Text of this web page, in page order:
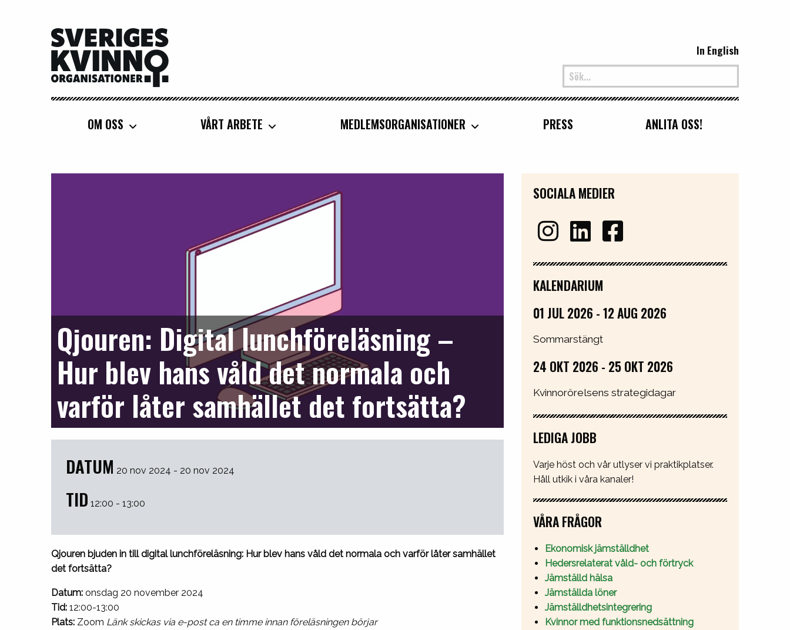
Sveriges Kvinnoorganisationer
In English
OM OSS VÅRT ARBETE MEDLEMSORGANISATIONER PRESS ANLITA OSS!
Qjouren: Digital lunchföreläsning –
Hur blev hans våld det normala och
varför låter samhället det fortsätta?
DATUM 20 nov 2024 - 20 nov 2024
TID 12:00 - 13:00
Qjouren bjuden in till digital lunchföreläsning: Hur blev hans våld det normala och varför låter samhället
det fortsätta?
Datum: onsdag 20 november 2024
Tid: 12:00-13:00
Plats: Zoom Länk skickas via e-post ca en timme innan föreläsningen börjar
SOCIALA MEDIER
KALENDARIUM
01 JUL 2026 - 12 AUG 2026
Sommarstängt
24 OKT 2026 - 25 OKT 2026
Kvinnorörelsens strategidagar
LEDIGA JOBB
Varje höst och vår utlyser vi praktikplatser.
Håll utkik i våra kanaler!
VÅRA FRÅGOR
Ekonomisk jämställdhet
Hedersrelaterat våld- och förtryck
Jämställd hälsa
Jämställda löner
Jämställdhetsintegrering
Kvinnor med funktionsnedsättning